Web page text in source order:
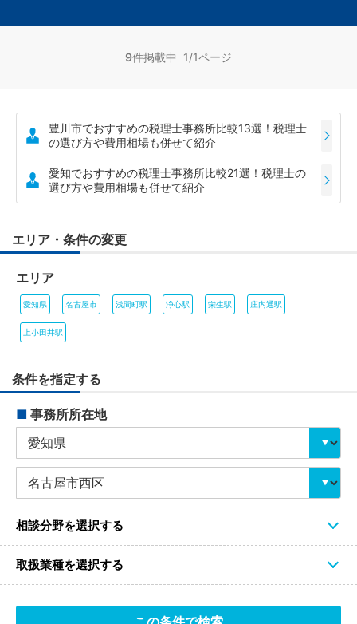
9件掲載中 1/1ページ
豊川市でおすすめの税理士事務所比較13選！税理士
の選び方や費用相場も併せて紹介
愛知でおすすめの税理士事務所比較21選！税理士の
選び方や費用相場も併せて紹介
エリア・条件の変更
エリア
愛知県 名古屋市 浅間町駅 浄心駅 栄生駅 庄内通駅
上小田井駅
条件を指定する
■ 事務所所在地
相談分野を選択する
取扱業種を選択する